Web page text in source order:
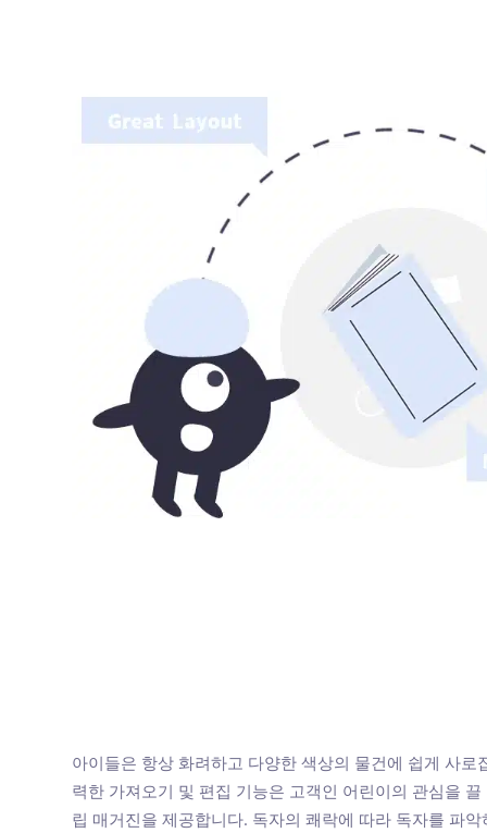
아이들은 항상 화려하고 다양한 색상의 물건에 쉽게 사로
력한 가져오기 및 편집 기능은 고객인 어린이의 관심을
립 매거진을 제공합니다. 독자의 쾌락에 따라 독자를 파